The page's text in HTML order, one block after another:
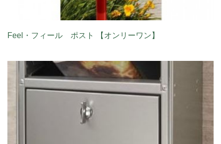
Feel・フィール ポスト 【オンリーワン】